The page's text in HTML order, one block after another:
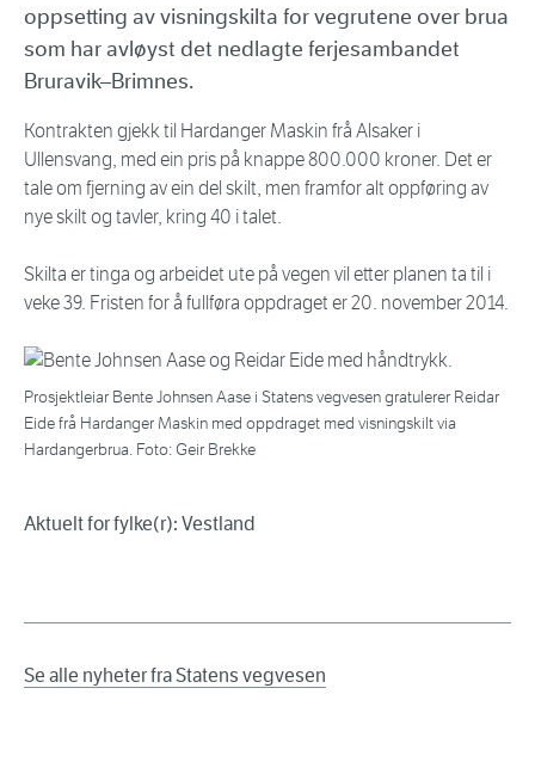
oppsetting av visningskilta for vegrutene over brua
som har avløyst det nedlagte ferjesambandet
Bruravik–Brimnes.
Kontrakten gjekk til Hardanger Maskin frå Alsaker i
Ullensvang, med ein pris på knappe 800.000 kroner. Det er
tale om fjerning av ein del skilt, men framfor alt oppføring av
nye skilt og tavler, kring 40 i talet.
Skilta er tinga og arbeidet ute på vegen vil etter planen ta til i
veke 39. Fristen for å fullføra oppdraget er 20. november 2014.
Prosjektleiar Bente Johnsen Aase i Statens vegvesen gratulerer Reidar
Eide frå Hardanger Maskin med oppdraget med visningskilt via
Hardangerbrua. Foto: Geir Brekke
Aktuelt for fylke(r): Vestland
Se alle nyheter fra Statens vegvesen